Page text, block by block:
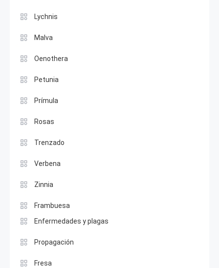
Lychnis
Malva
Oenothera
Petunia
Prímula
Rosas
Trenzado
Verbena
Zinnia
Frambuesa
Enfermedades y plagas
Propagación
Fresa